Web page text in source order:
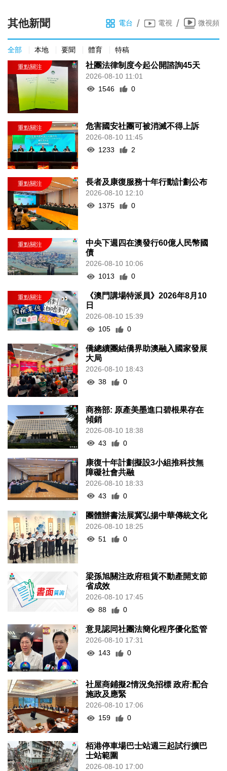
其他新聞 電台 / 電視 / 微視頻
全部 本地 要聞 體育 特稿
社團法律制度今起公開諮詢45天
2026-08-10 11:01
1546
0
危害國安社團可被消滅不得上訴
2026-08-10 11:45
1233
2
長者及康復服務十年行動計劃公布
2026-08-10 12:10
1375
0
中央下週四在澳發行60億人民幣國
債
2026-08-10 10:06
1013
0
《澳門講場特派員》2026年8月10
日
2026-08-10 15:39
105
0
僑總續團結僑界助澳融入國家發展
大局
2026-08-10 18:43
38
0
商務部: 原產美墨進口碧根果存在
傾銷
2026-08-10 18:38
43
0
康復十年計劃擬設3小組推科技無
障礙社會共融
2026-08-10 18:33
43
0
團體辦書法展冀弘揚中華傳統文化
2026-08-10 18:25
51
0
梁孫旭關注政府租賃不動產開支節
省成效
2026-08-10 17:45
88
0
意見認同社團法簡化程序優化監管
2026-08-10 17:31
143
0
社屋商鋪擬2情況免招標 政府:配合
施政及應緊
2026-08-10 17:06
159
0
栢港停車場巴士站週三起試行擴巴
士站範圍
2026-08-10 17:00